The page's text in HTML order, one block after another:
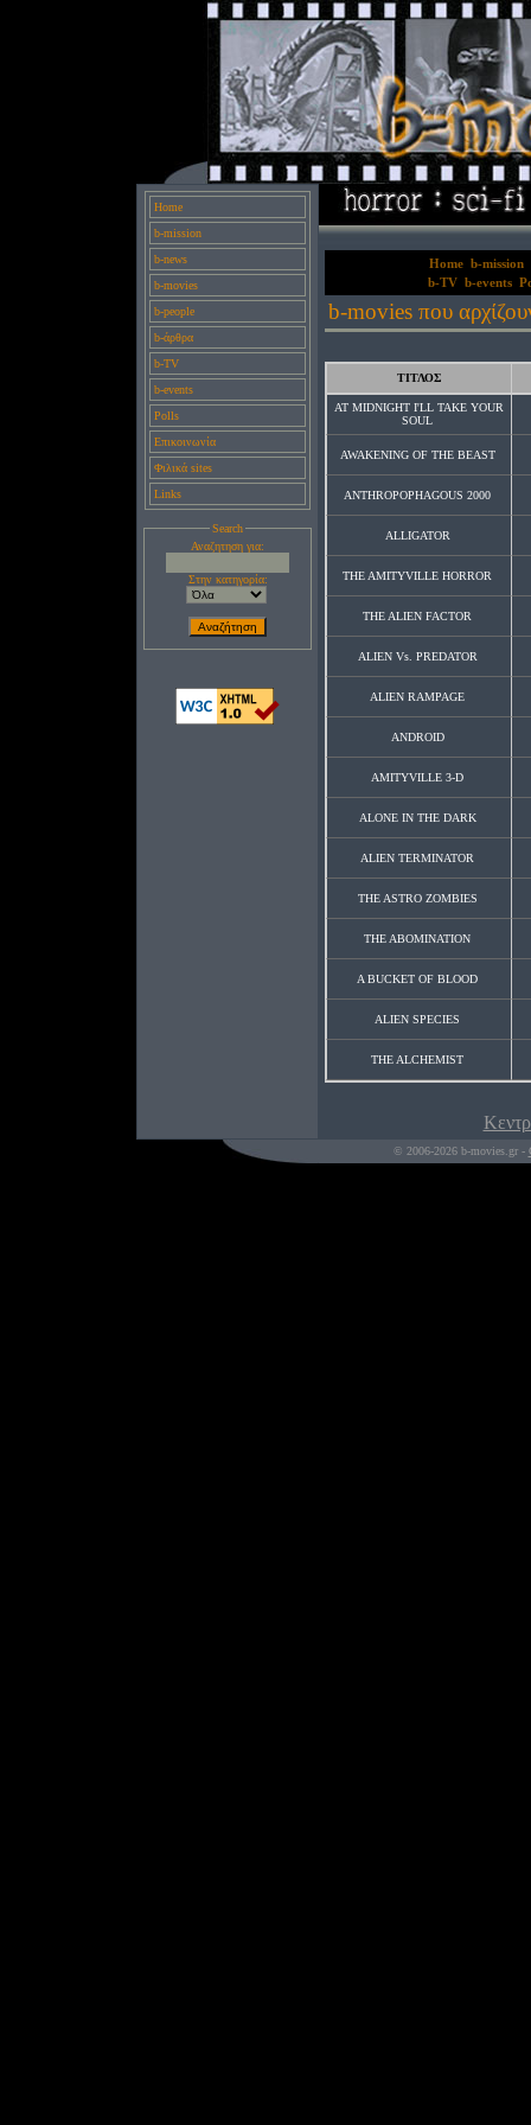
Home
b-mission
b-news
b-movies
b-people
b-άρθρα
b-TV
b-events
Polls
Επικοινωνία
Φιλικά sites
Links
Search
Αναζητηση για:
Στην κατηγορία:
Home b-mission
b-TV b-events
b-movies που
ΤΙΤΛΟΣ
AT MIDNIGHT I'LL TAKE YOUR
SOUL
AWAKENING OF THE BEAST
ANTHROPOPHAGOUS 2000
ALLIGATOR
THE AMITYVILLE HORROR
THE ALIEN FACTOR
ALIEN Vs. PREDATOR
ALIEN RAMPAGE
ANDROID
AMITYVILLE 3-D
ALONE IN THE DARK
ALIEN TERMINATOR
THE ASTRO ZOMBIES
THE ABOMINATION
A BUCKET OF BLOOD
ALIEN SPECIES
THE ALCHEMIST
© 2006-2026 b-movies.gr -